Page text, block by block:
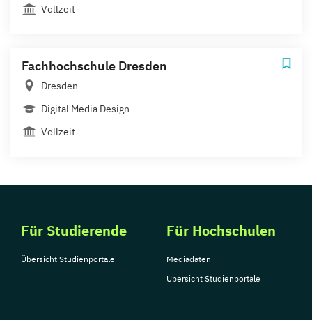
Vollzeit
Fachhochschule Dresden
Dresden
Digital Media Design
Vollzeit
Für Studierende
Übersicht Studienportale
Für Hochschulen
Mediadaten
Übersicht Studienportale